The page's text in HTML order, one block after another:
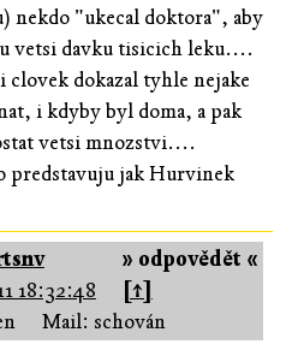
nekdo "ukecal doktora", aby
vetsi davku tisicich leku....
clovek dokazal tyhle nejake
i kdyby byl doma, a pak
vetsi mnozstvi....
predstavuju jak Hurvinek
» odpovědět «
18:32:48
[↑]
Mail: schován